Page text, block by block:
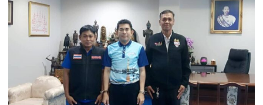
“ชลบุรี
จัด
กิจกรรม
‘ดำนา
วัน
แม่